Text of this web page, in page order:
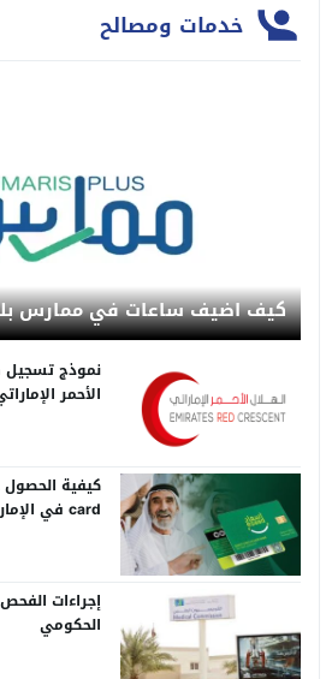
خدمات ومصالح
كيف اضيف ساعات في ممارس بلس
نموذج تسجيل
الأحمر الإماراتي 2025
card في الإمارات 2025
إجراءات
الحكومي